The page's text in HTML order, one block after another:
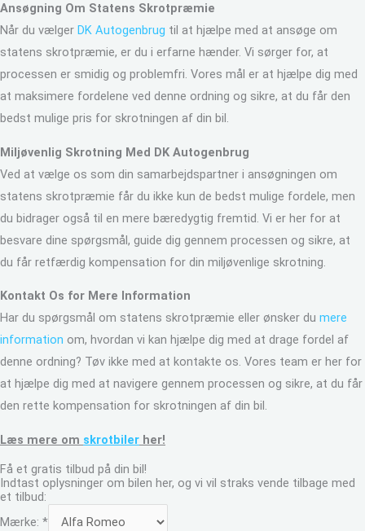
Ansøgning Om Statens Skrotpræmie
Når du vælger DK Autogenbrug til at hjælpe med at ansøge om
statens skrotpræmie, er du i erfarne hænder. Vi sørger for, at
processen er smidig og problemfri. Vores mål er at hjælpe dig med
at maksimere fordelene ved denne ordning og sikre, at du får den
bedst mulige pris for skrotningen af din bil.
Miljøvenlig Skrotning Med DK Autogenbrug
Ved at vælge os som din samarbejdspartner i ansøgningen om
statens skrotpræmie får du ikke kun de bedst mulige fordele, men
du bidrager også til en mere bæredygtig fremtid. Vi er her for at
besvare dine spørgsmål, guide dig gennem processen og sikre, at
du får retfærdig kompensation for din miljøvenlige skrotning.
Kontakt Os for Mere Information
Har du spørgsmål om statens skrotpræmie eller ønsker du mere
information om, hvordan vi kan hjælpe dig med at drage fordel af
denne ordning? Tøv ikke med at kontakte os. Vores team er her for
at hjælpe dig med at navigere gennem processen og sikre, at du får
den rette kompensation for skrotningen af din bil.
Læs mere om skrotbiler her!
Få et gratis tilbud på din bil!
Indtast oplysninger om bilen her, og vi vil straks vende tilbage med
et tilbud:
Mærke: *